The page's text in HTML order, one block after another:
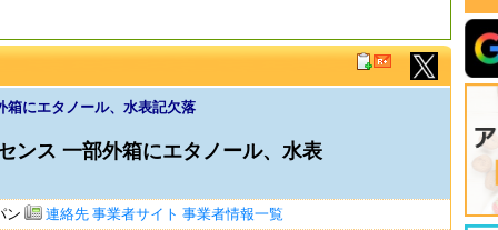
箱にエタノール、水表記欠落
ンス 一部外箱にエタノール、水表
ン 連絡先 事業者サイト 事業者情報一覧